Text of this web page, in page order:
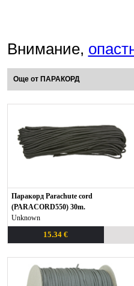
Внимание,
Още от ПАРАКОРД
Паракорд Parachute cord
(PARACORD550) 30m.
Unknown
15.34 €